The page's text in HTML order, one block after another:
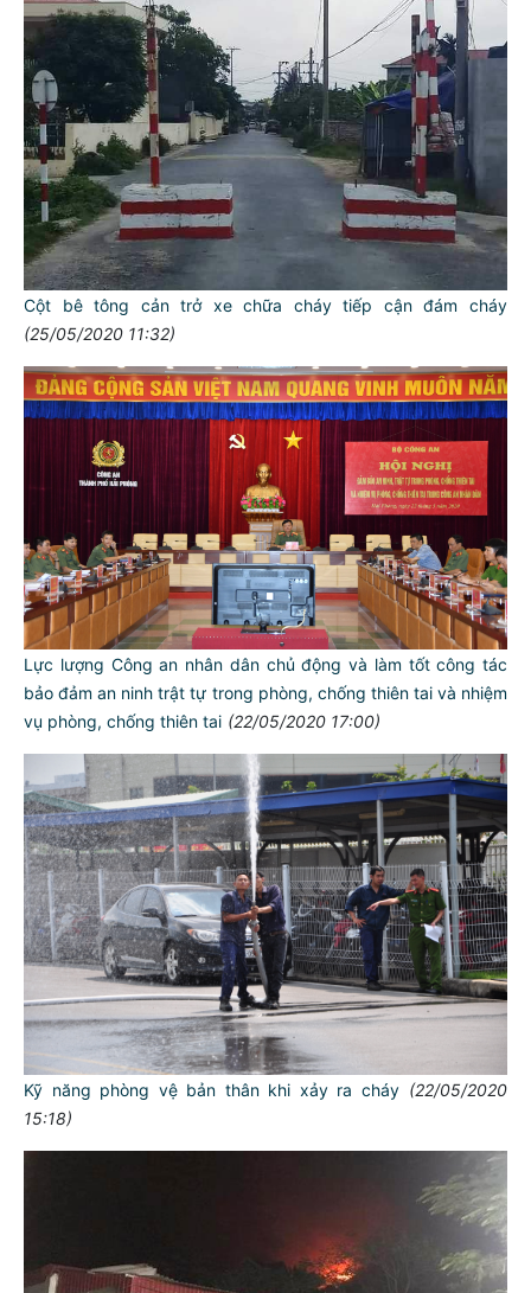
Cột bê tông cản trở xe chữa cháy tiếp cận đám cháy
(25/05/2020 11:32)
Lực lượng Công an nhân dân chủ động và làm tốt công tác
bảo đảm an ninh trật tự trong phòng, chống thiên tai và nhiệm
vụ phòng, chống thiên tai (22/05/2020 17:00)
Kỹ năng phòng vệ bản thân khi xảy ra cháy (22/05/2020
15:18)